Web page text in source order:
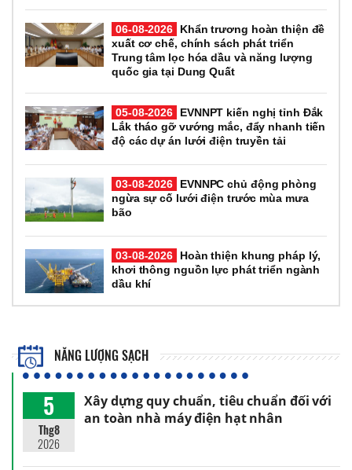
06-08-2026
Khẩn trương hoàn thiện đề
xuất cơ chế, chính sách phát triển
Trung tâm lọc hóa dầu và năng lượng
quốc gia tại Dung Quất
05-08-2026
EVNNPT kiến nghị tỉnh Đắk
Lắk tháo gỡ vướng mắc, đẩy nhanh tiến
độ các dự án lưới điện truyền tải
03-08-2026
EVNNPC chủ động phòng
ngừa sự cố lưới điện trước mùa mưa
bão
03-08-2026
Hoàn thiện khung pháp lý,
khơi thông nguồn lực phát triển ngành
dầu khí
NĂNG LƯỢNG SẠCH
5
Thg8
2026
Xây dựng quy chuẩn, tiêu chuẩn đối với
an toàn nhà máy điện hạt nhân